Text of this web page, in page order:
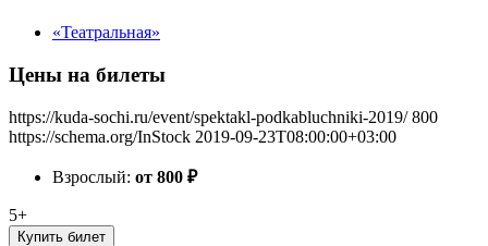
«Театральная»
Цены на билеты
https://kuda-sochi.ru/event/spektakl-podkabluchniki-2019/ 800
https://schema.org/InStock 2019-09-23T08:00:00+03:00
Взрослый: от 800 ₽
5+
Купить билет